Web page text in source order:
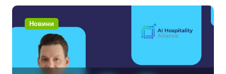
Новини